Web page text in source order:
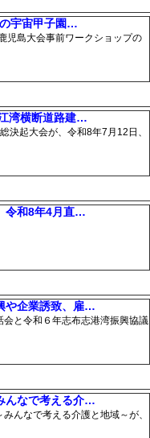
宇宙甲子園…
島大会事前ワークショップの
湾横断道路建…
決起大会が、令和8年7月12日、
令和8年4月直…
や企業誘致、雇…
と令和６年志布志港湾振興協議
んなで考える介…
んなで考える介護と地域～が、